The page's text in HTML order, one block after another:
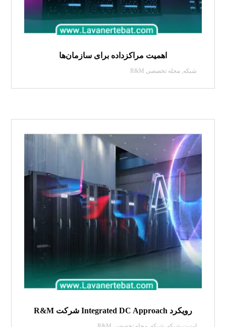
اهمیت مراکزداده برای سازمان‌ها
شبکه,مجله تخصصی R&M
رویکرد Integrated DC Approach شرکت R&M